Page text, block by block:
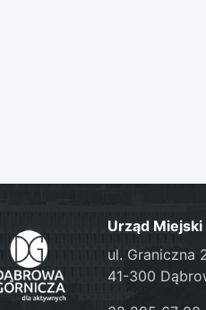
Urząd
ul. Graniczna
41-300